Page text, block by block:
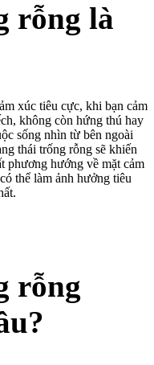
rỗng là
xúc tiêu cực, khi bạn cảm
không còn hứng thú hay
sống nhìn từ bên ngoài
thái trống rỗng sẽ khiến
phương hướng về mặt cảm
thể làm ảnh hưởng tiêu
rỗng